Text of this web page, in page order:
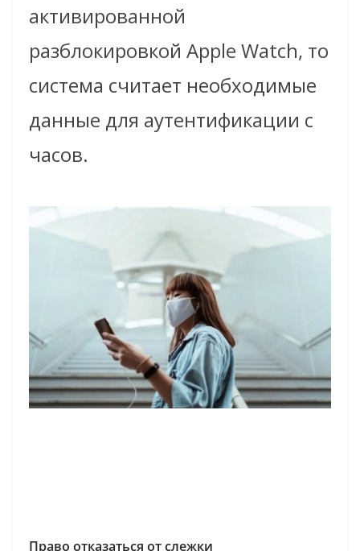
активированной
разблокировкой Apple Watch, то
система считает необходимые
данные для аутентификации с
часов.
Право отказаться от слежки